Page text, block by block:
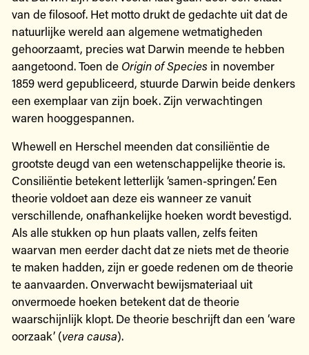
van de filosoof. Het motto drukt de gedachte uit dat de
natuurlijke wereld aan algemene wetmatigheden
gehoorzaamt, precies wat Darwin meende te hebben
aangetoond. Toen de Origin of Species in november
1859 werd gepubliceerd, stuurde Darwin beide denkers
een exemplaar van zijn boek. Zijn verwachtingen
waren hooggespannen.
Whewell en Herschel meenden dat consiliëntie de
grootste deugd van een wetenschappelijke theorie is.
Consiliëntie betekent letterlijk ‘samen-springen’. Een
theorie voldoet aan deze eis wanneer ze vanuit
verschillende, onafhankelijke hoeken wordt bevestigd.
Als alle stukken op hun plaats vallen, zelfs feiten
waarvan men eerder dacht dat ze niets met de theorie
te maken hadden, zijn er goede redenen om de theorie
te aanvaarden. Onverwacht bewijsmateriaal uit
onvermoede hoeken betekent dat de theorie
waarschijnlijk klopt. De theorie beschrijft dan een ‘ware
oorzaak’ (vera causa).